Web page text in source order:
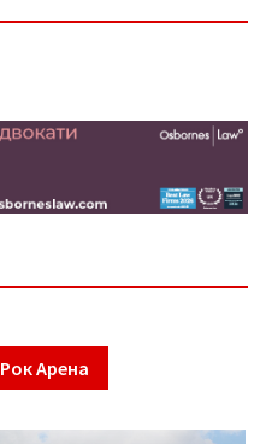
Рок Арена